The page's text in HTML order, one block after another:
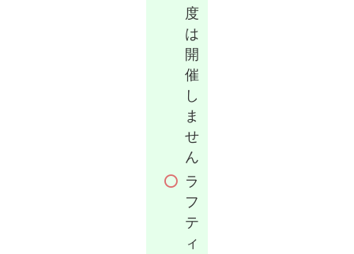
度
は
開
催
し
ま
せ
ん
ラ
フ
テ
ィ